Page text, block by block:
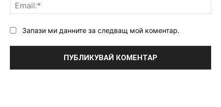
Запази ми данните за следващ мой коментар.